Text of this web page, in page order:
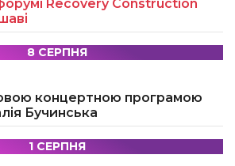
Recovery Construction
8 СЕРПНЯ
концертною програмою
Бучинська
1 СЕРПНЯ